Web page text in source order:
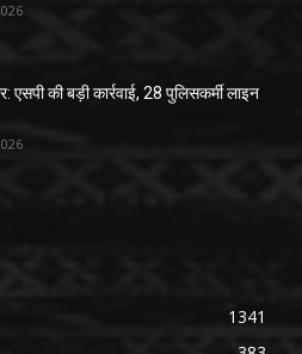
एसपी की बड़ी कार्रवाई, 28 पुलिसकर्मी लाइन
1341